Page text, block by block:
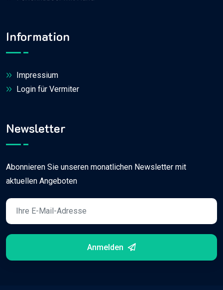
Information
Impressium
Login für Vermiter
Newsletter
Abonnieren Sie unseren monatlichen Newsletter mit
aktuellen Angeboten
Anmelden